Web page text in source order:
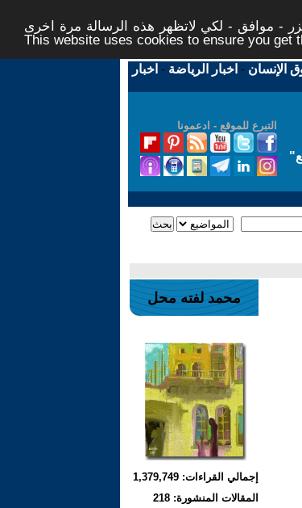
- موافق - لكي لاتظهر هذه الرسالة مرة اخرى -
This website uses cookies to ensure you get
الإنسان - اخبار الرياضة - اخبار
التبرع للموقع - ادعمونا
"
محمد لفته محل
إجمالي القراءات: 1,379,749
المقالات المنشورة: 218